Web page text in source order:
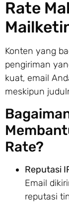
Rate
Konten yang
pengiriman
kuat, email
meskipun
Rate?
Reputasi
Email
reputasi